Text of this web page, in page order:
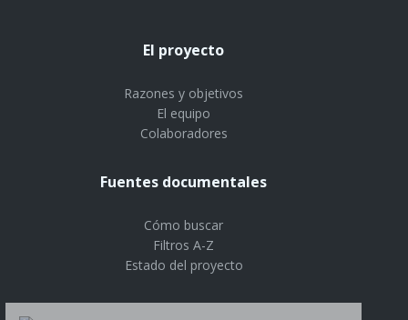
El proyecto
Razones y objetivos
El equipo
Colaboradores
Fuentes documentales
Cómo buscar
Filtros A-Z
Estado del proyecto